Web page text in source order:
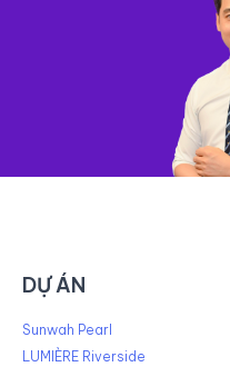
DỰ ÁN
Sunwah Pearl
LUMIÈRE Riverside